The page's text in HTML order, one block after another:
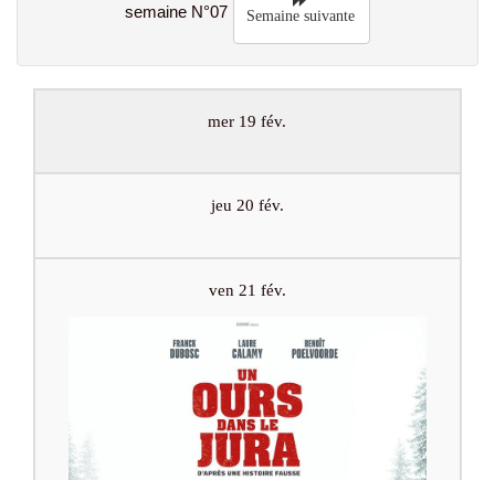
semaine N°07 Semaine suivante
mer 19 fév.
jeu 20 fév.
ven 21 fév.